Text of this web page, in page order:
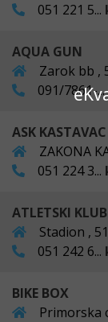
051 221 5...
AQUA GUN
Zarok bb ,
091/7861-...
ASK KASTAVAC
ZAKONA
051 224 3...
ATLETSKI KLUB
Stadion ,
051 242 6...
BIKE BOX
Primorska